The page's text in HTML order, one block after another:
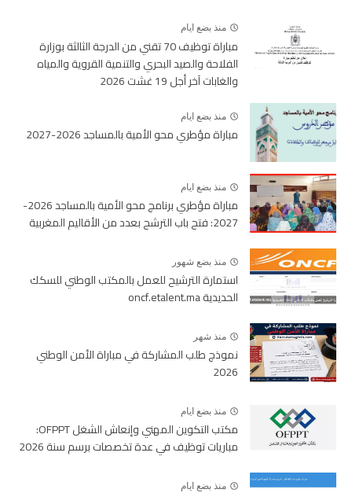
منذ بضع ايام
مباراة توظيف 70 تقني من الدرجة الثالثة بوزارة
الفلاحة والصيد البحري والتنمية القروية والمياه
والغابات آخر أجل 19 غشت 2026
منذ بضع ايام
مباراة مؤطري محو الأمية بالمساجد 2026-2027
منذ بضع ايام
مباراة مؤطري برنامج محو الأمية بالمساجد 2026-
2027: فتح باب الترشح بعدد من الأقاليم المغربية
منذ بضع شهور
استمارة الترشيح للعمل بالمكتب الوطني للسكك
الحديدية oncf.etalent.ma
منذ شهر
نموذج طلب المشاركة في مباراة الأمن الوطني
2026
منذ بضع ايام
مكتب التكوين المهني وإنعاش الشغل OFPPT:
مباريات توظيف في عدة تخصصات برسم سنة 2026
منذ بضع ايام